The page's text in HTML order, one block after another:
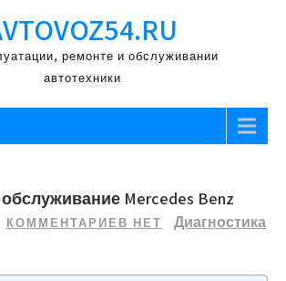
ремонте и обслуживании
автотехники
Mercedes Benz
КОММЕНТАРИЕВ НЕТ
Диагностика